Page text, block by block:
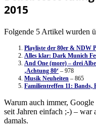
2015
Folgende 5 Artikel wurden
Playliste der 80er & NDW
Alles klar: Dark Munich
And One (more) – drei
‚Achtung 80‘ – 978
Musik Neuheiten – 865
Familientreffen 11: Bands,
Warum auch immer,
seit Jahren einfach ;-) – war
damals.